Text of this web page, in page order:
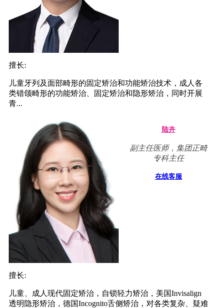
擅长:
儿童牙列及面部畸形的固定矫治和功能矫治技术，成人各
类错颌畸形的功能矫治、固定矫治和隐形矫治，同时开展
青...
陆卉
副主任医师，集团正畸
专科主任
在线客服
擅长:
儿童、成人现代固定矫治，自锁轻力矫治，美国Invisalign
透明隐形矫治，德国Incognito舌侧矫治，对各类复杂、疑难